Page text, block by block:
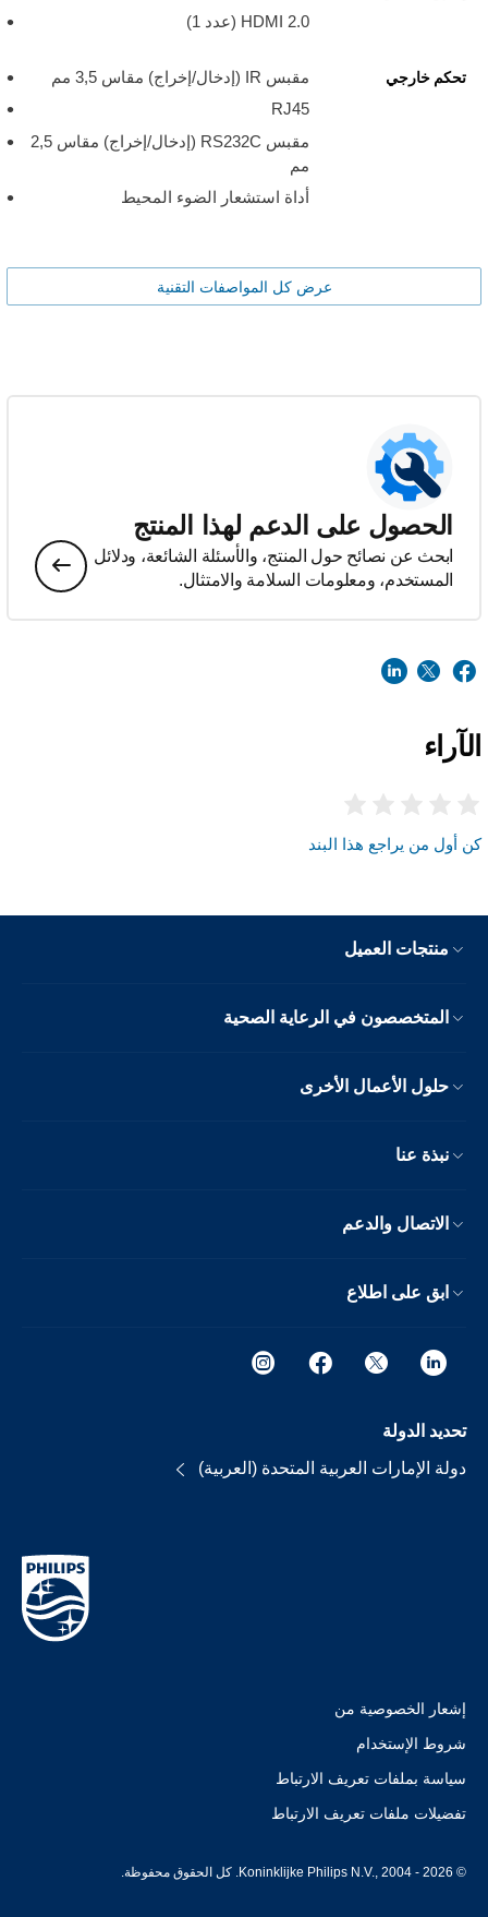
HDMI 2.0 ‏(عدد 1)
تحكم خارجي
مقبس IR (إدخال/إخراج) مقاس 3,5 مم
RJ45
مقبس RS232C (إدخال/إخراج) مقاس 2,5
مم
أداة استشعار الضوء المحيط
عرض كل المواصفات التقنية
الحصول على الدعم لهذا المنتج
ابحث عن نصائح حول المنتج، والأسئلة الشائعة، ودلائل
المستخدم، ومعلومات السلامة والامتثال.
الآراء
كن أول من يراجع هذا البند
منتجات العميل
المتخصصون في الرعاية الصحية
حلول الأعمال الأخرى
نبذة عنا
الاتصال والدعم
ابق على اطلاع
تحديد الدولة
دولة الإمارات العربية المتحدة (العربية)
إشعار الخصوصية من
شروط الإستخدام
سياسة بملفات تعريف الارتباط
تفضيلات ملفات تعريف الارتباط
© Koninklijke Philips N.V., 2004 - 2026. كل الحقوق محفوظة.